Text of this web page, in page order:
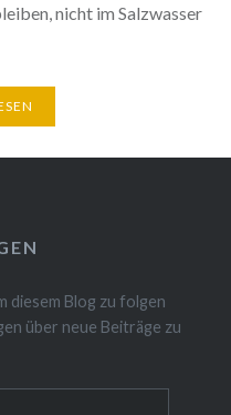
nicht im Salzwasser
diesem Blog zu folgen
über neue Beiträge zu